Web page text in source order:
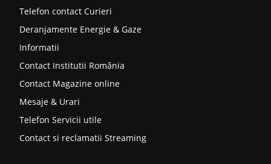
Telefon contact Curieri
Deranjamente Energie & Gaze
Informatii
Contact Institutii România
Contact Magazine online
Mesaje & Urari
Telefon Servicii utile
Contact si reclamatii Streaming